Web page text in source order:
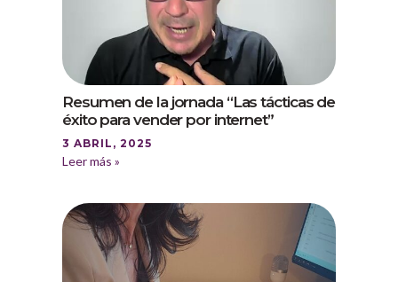
Resumen de la jornada “Las tácticas de
éxito para vender por internet”
3 ABRIL, 2025
Leer más »